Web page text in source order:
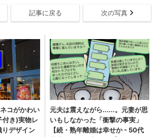
記事に戻る 次の写真